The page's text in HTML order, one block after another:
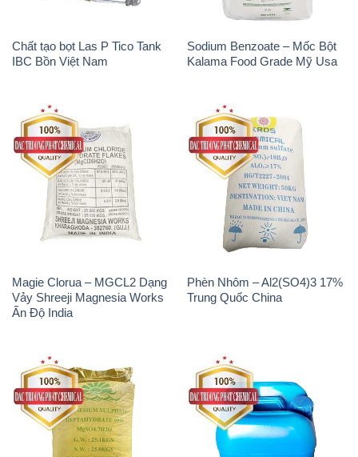
Chất tạo bọt Las P Tico Tank
IBC Bồn Việt Nam
Sodium Benzoate – Mốc Bột
Kalama Food Grade Mỹ Usa
Magie Clorua – MGCL2 Dạng
Vảy Shreeji Magnesia Works
Ấn Độ India
Phèn Nhôm – Al2(SO4)3 17%
Trung Quốc China